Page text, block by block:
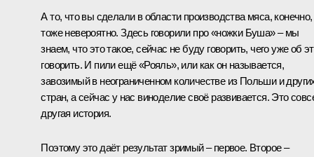
А то, что вы сделали в области производства мяса, конечно,
тоже невероятно. Здесь говорили про «ножки Буша» – мы
знаем, что это такое, сейчас не буду говорить, чего уже об
говорить. И пили ещё «Рояль», или как он называется,
завозимый в неограниченном количестве из Польши и
стран, а сейчас у нас виноделие своё развивается. Это
другая история.
Поэтому это даёт результат зримый – первое. Второе –